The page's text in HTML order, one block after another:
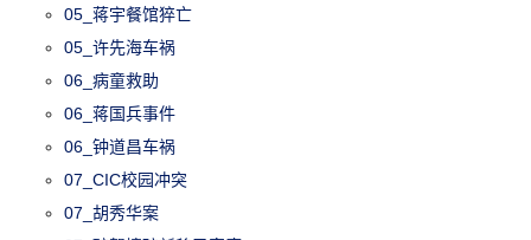
05_蒋宇餐馆猝亡
05_许先海车祸
06_病童救助
06_蒋国兵事件
06_钟道昌车祸
07_CIC校园冲突
07_胡秀华案